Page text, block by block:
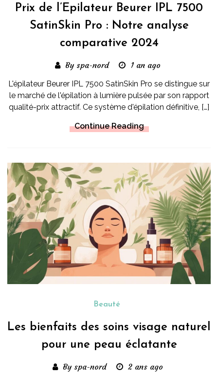
Prix de l’Epilateur Beurer IPL 7500
SatinSkin Pro : Notre analyse
comparative 2024
By spa-nord 1 an ago
L'épilateur Beurer IPL 7500 SatinSkin Pro se distingue sur
le marché de l'épilation à lumière pulsée par son rapport
qualité-prix attractif. Ce système d'épilation définitive, […]
Continue Reading
Beauté
Les bienfaits des soins visage naturel
pour une peau éclatante
By spa-nord 2 ans ago